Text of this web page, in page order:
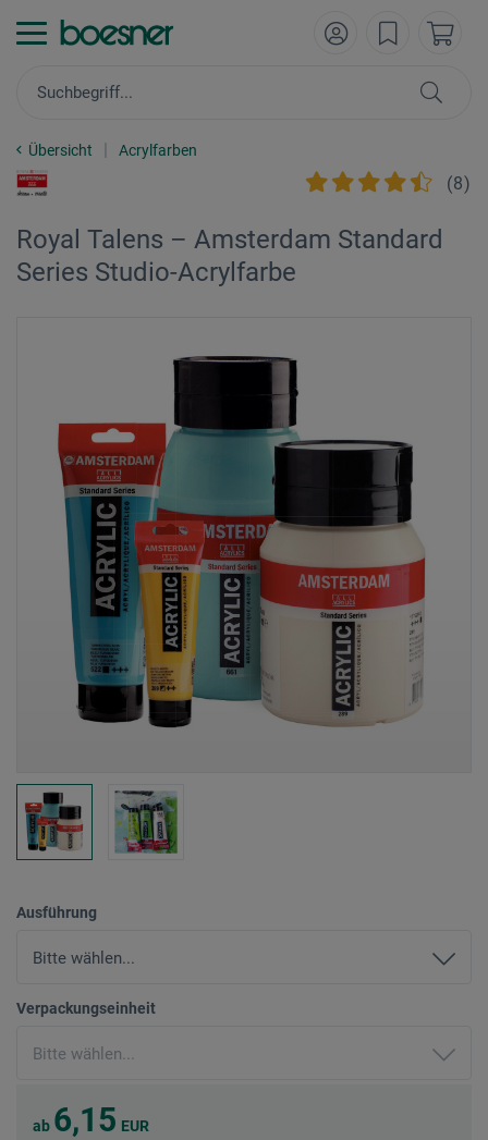
Übersicht Acrylfarben
(8)
Royal Talens – Amsterdam Standard
Series Studio-Acrylfarbe
Ausführung
Verpackungseinheit
ab 6,15 EUR